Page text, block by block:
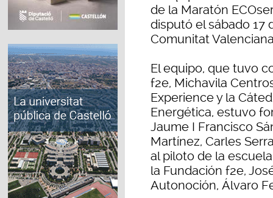
de la Maratón
disputó el sábado 17
Comunitat
El equipo, que tuvo
f2e, Michavila
Experience y la
Energética, estuvo
Jaume I Francisco
Martínez, Carles
al piloto de la
la Fundación f2e,
Autonoción, Álvaro